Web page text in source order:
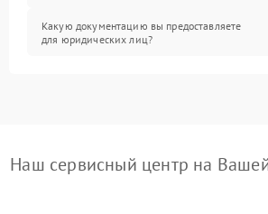
Какую документацию вы предоставляете
для юридических лиц?
Наш сервисный центр на